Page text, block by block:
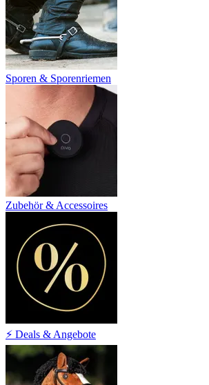
Sporen & Sporenriemen
Zubehör & Accessoires
⚡ Deals & Angebote